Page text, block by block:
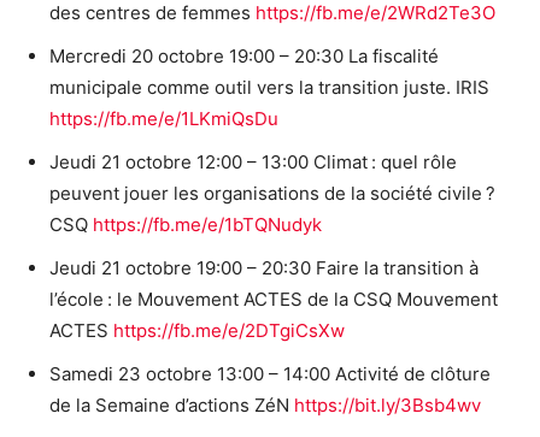
des centres de femmes https://fb.me/e/2WRd2Te3O
Mercredi 20 octobre 19:00 – 20:30 La fiscalité
municipale comme outil vers la transition juste. IRIS
https://fb.me/e/1LKmiQsDu
Jeudi 21 octobre 12:00 – 13:00 Climat : quel rôle
peuvent jouer les organisations de la société civile ?
CSQ https://fb.me/e/1bTQNudyk
Jeudi 21 octobre 19:00 – 20:30 Faire la transition à
l’école : le Mouvement ACTES de la CSQ Mouvement
ACTES https://fb.me/e/2DTgiCsXw
Samedi 23 octobre 13:00 – 14:00 Activité de clôture
de la Semaine d’actions ZéN https://bit.ly/3Bsb4wv